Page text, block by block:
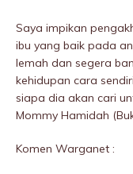
Saya impikan
ibu yang baik pada
lemah dan segera
kehidupan cara
siapa dia akan cari
Mommy Hamidah
Komen Warganet :